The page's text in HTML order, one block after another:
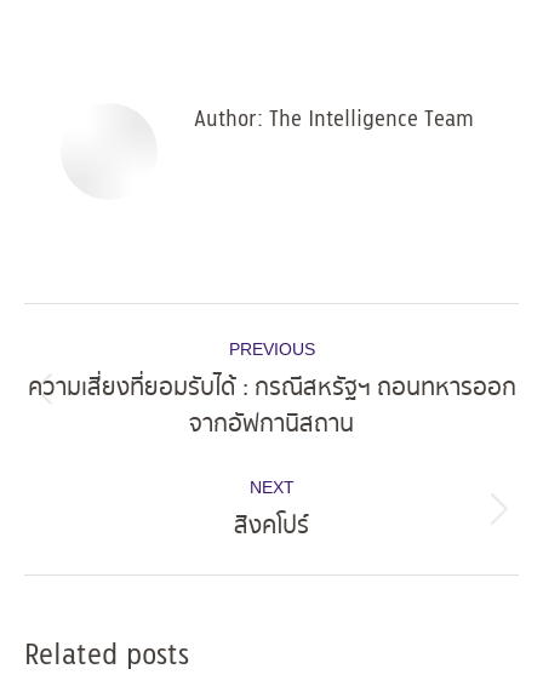
Author: The Intelligence Team
navigation
PREVIOUS
Previous
post:
ความเสี่ยงที่ยอมรับได้ : กรณีสหรัฐฯ ถอนทหารออก
จากอัฟกานิสถาน
NEXT
Next
สิงคโปร์
Related posts